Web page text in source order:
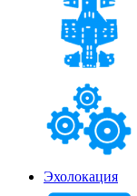
Эхолокация